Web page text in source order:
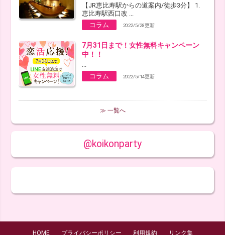
【JR恵比寿駅からの道案内/徒歩3分】 1.
恵比寿駅西口改 ...
コラム
2022/5/28更新
7月31日まで！女性無料キャンペーン
中！！
...
コラム
2022/5/14更新
≫ 一覧へ
@koikonparty
HOME プライバシーポリシー 利用規約 リンク集